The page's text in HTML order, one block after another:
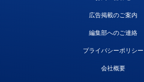
広告掲載のご案内
編集部へのご連絡
プライバシーポリシー
会社概要